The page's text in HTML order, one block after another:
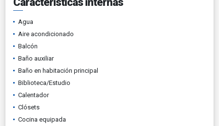
Agua
Aire acondicionado
Balcón
Baño auxiliar
Baño en habitación principal
Biblioteca/Estudio
Calentador
Clósets
Cocina equipada